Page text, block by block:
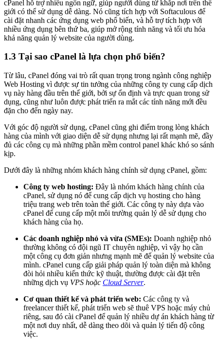
cPanel hỗ trợ nhiều ngôn ngữ, giúp người dùng từ khắp nơi trên thế
giới có thể sử dụng dễ dàng. Nó cũng tích hợp với Softaculous để
cài đặt nhanh các ứng dụng web phổ biến, và hỗ trợ tích hợp với
nhiều ứng dụng bên thứ ba, giúp mở rộng tính năng và tối ưu hóa
khả năng quản lý website của người dùng.
1.3 Tại sao cPanel là lựa chọn phổ biến?
Từ lâu, cPanel đóng vai trò rất quan trọng trong ngành công nghiệp
Web Hosting vì được sự tin tưởng của những công ty cung cấp dịch
vụ này hàng đầu trên thế giới, bởi sự ổn định và trực quan trong sử
dụng, cũng như luôn được phát triển ra mắt các tính năng mới đều
đặn cho đến ngày nay.
Với góc độ người sử dụng, cPanel cũng ghi điểm trong lòng khách
hàng của mình với giao diện dễ sử dụng nhưng lại rất mạnh mẽ, đầy
đủ các công cụ mà những phần mềm control panel khác khó so sánh
kịp.
Dưới đây là những nhóm khách hàng chính sử dụng cPanel, gồm:
Công ty web hosting: Đây là nhóm khách hàng chính của
cPanel, sử dụng nó để cung cấp dịch vụ hosting cho hàng
triệu trang web trên toàn thế giới. Các công ty này dựa vào
cPanel để cung cấp một môi trường quản lý dễ sử dụng cho
khách hàng của họ.
Các doanh nghiệp nhỏ và vừa (SMEs): Doanh nghiệp nhỏ
thường không có đội ngũ IT chuyên nghiệp, vì vậy họ cần
một công cụ đơn giản nhưng mạnh mẽ để quản lý website của
mình. cPanel cung cấp giải pháp quản lý toàn diện mà không
đòi hỏi nhiều kiến thức kỹ thuật, thường được cài đặt trên
những dịch vụ VPS hoặc Cloud Server.
Cơ quan thiết kế và phát triển web: Các công ty và
freelancer thiết kế, phát triển web sẽ thuê VPS hoặc máy chủ
riêng, sau đó cài cPanel để quản lý nhiều dự án khách hàng từ
một nơi duy nhất, dễ dàng theo dõi và quản lý tiến độ công
việc.